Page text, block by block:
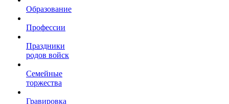
Образование
Профессии
Праздники
родов войск
Семейные
торжества
Гравировка